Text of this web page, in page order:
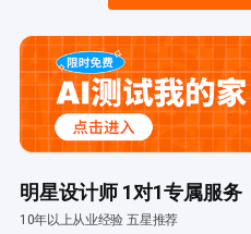
明星设计师 1对1专属服务
10年以上从业经验 五星推荐